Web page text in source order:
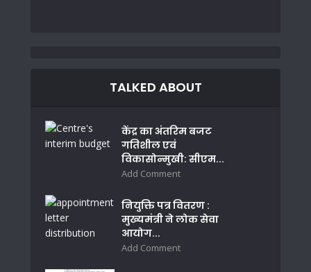
TALKED ABOUT
केंद्र का अंतरिम बजट
गतिशील एवं
विकासोन्मुखी: सीएम...
Add Comment
नियुक्ति पत्र वितरण :
मुख्यमंत्री ने लोक सेवा
आयोग...
Add Comment